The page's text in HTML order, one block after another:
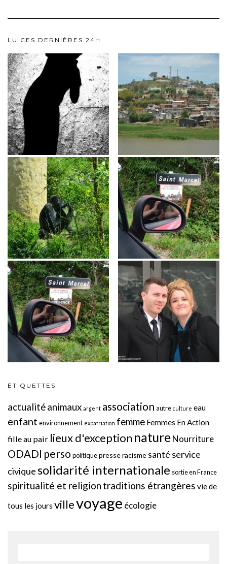
LU CES DERNIÈRES 24H
ÉTIQUETTES
actualitéanimaux argent association autre culture eau
enfant environnement expatriation femme Femmes En Action
fille au pair lieux d'exception natureNourriture
ODADI perso politiquepresseracisme santé service
civiquesolidarité internationale sortie en France
spiritualité et religion traditions étrangères vie de
tous les jours villevoyage écologie